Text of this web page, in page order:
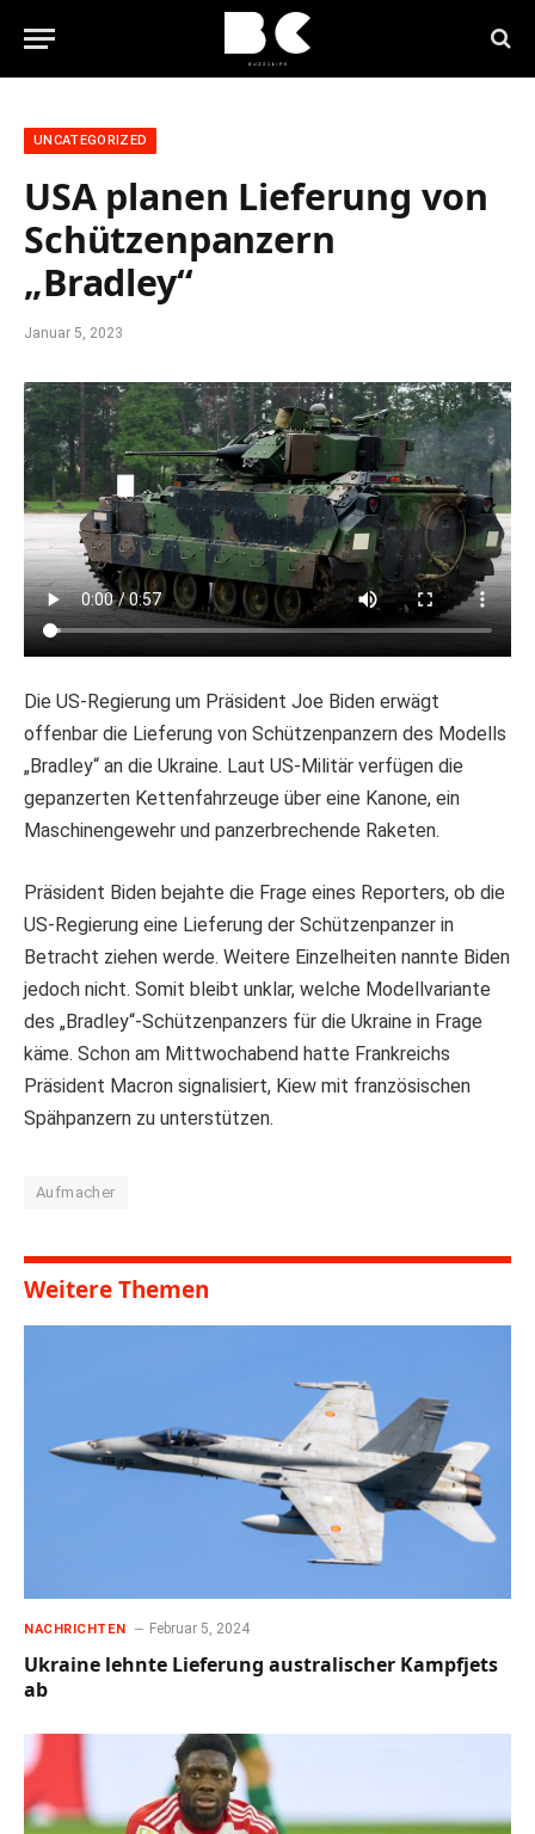
UNCATEGORIZED
USA planen Lieferung von
Schützenpanzern
„Bradley“
Januar 5, 2023
Die US-Regierung um Präsident Joe Biden erwägt
offenbar die Lieferung von Schützenpanzern des Modells
„Bradley“ an die Ukraine. Laut US-Militär verfügen die
gepanzerten Kettenfahrzeuge über eine Kanone, ein
Maschinengewehr und panzerbrechende Raketen.
Präsident Biden bejahte die Frage eines Reporters, ob die
US-Regierung eine Lieferung der Schützenpanzer in
Betracht ziehen werde. Weitere Einzelheiten nannte Biden
jedoch nicht. Somit bleibt unklar, welche Modellvariante
des „Bradley“-Schützenpanzers für die Ukraine in Frage
käme. Schon am Mittwochabend hatte Frankreichs
Präsident Macron signalisiert, Kiew mit französischen
Spähpanzern zu unterstützen.
Aufmacher
Weitere Themen
NACHRICHTEN Februar 5, 2024
Ukraine lehnte Lieferung australischer Kampfjets
ab